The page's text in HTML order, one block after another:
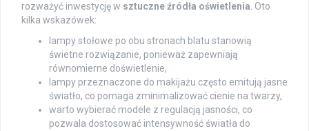
rozważyć inwestycję w sztuczne źródła oświetlenia. Oto
kilka wskazówek:
lampy stołowe po obu stronach blatu stanowią
świetne rozwiązanie, ponieważ zapewniają
równomierne doświetlenie,
lampy przeznaczone do makijażu często emitują jasne
światło, co pomaga zminimalizować cienie na twarzy,
warto wybierać modele z regulacją jasności, co
pozwala dostosować intensywność światła do